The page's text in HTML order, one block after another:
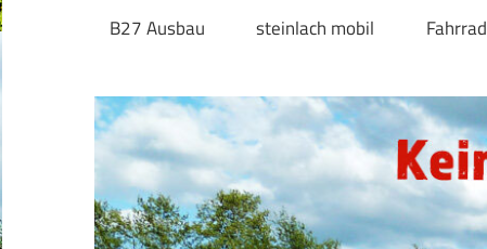
B27 Ausbau steinlach mobil Fahrrad